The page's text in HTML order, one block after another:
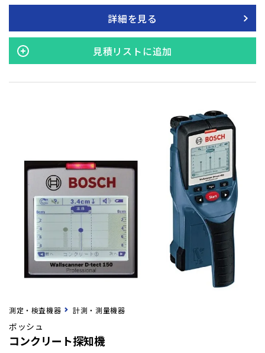
をガイド表示します。4つのキーで簡単安心操作。
詳細を見る
見積リストに追加
測定・検査機器 計測・測量機器
ボッシュ
コンクリート探知機